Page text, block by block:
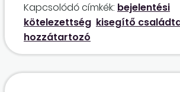
Kapcsolódó címkék: bejelentési
kötelezettség kisegítő
hozzátartozó